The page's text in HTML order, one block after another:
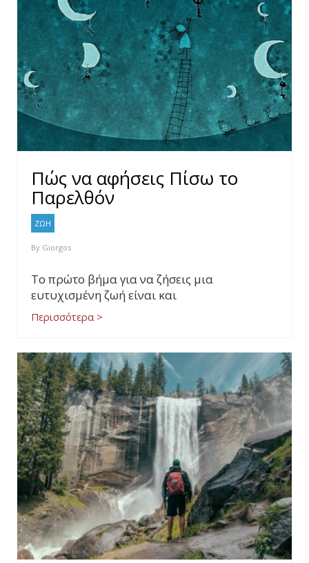
Πώς να αφήσεις Πίσω το
Παρελθόν
ΖΩΗ
By Giorgos
Το πρώτο βήμα για να ζήσεις μια
ευτυχισμένη ζωή είναι και
Περισσότερα >